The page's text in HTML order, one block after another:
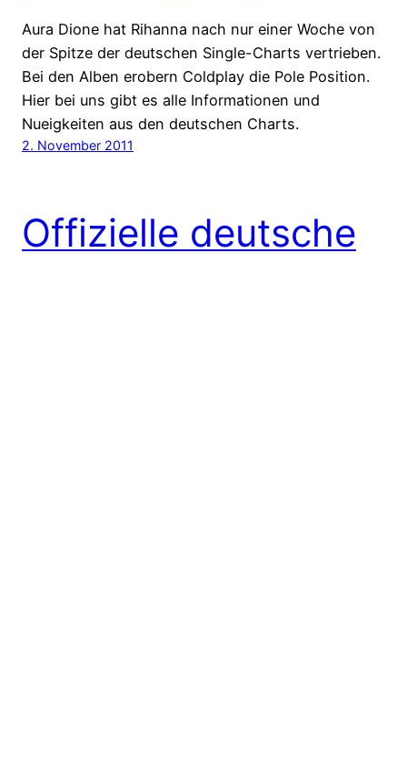
Aura Dione hat Rihanna nach nur einer Woche von
der Spitze der deutschen Single-Charts vertrieben.
Bei den Alben erobern Coldplay die Pole Position.
Hier bei uns gibt es alle Informationen und
Nueigkeiten aus den deutschen Charts.
2. November 2011
Offizielle deutsche